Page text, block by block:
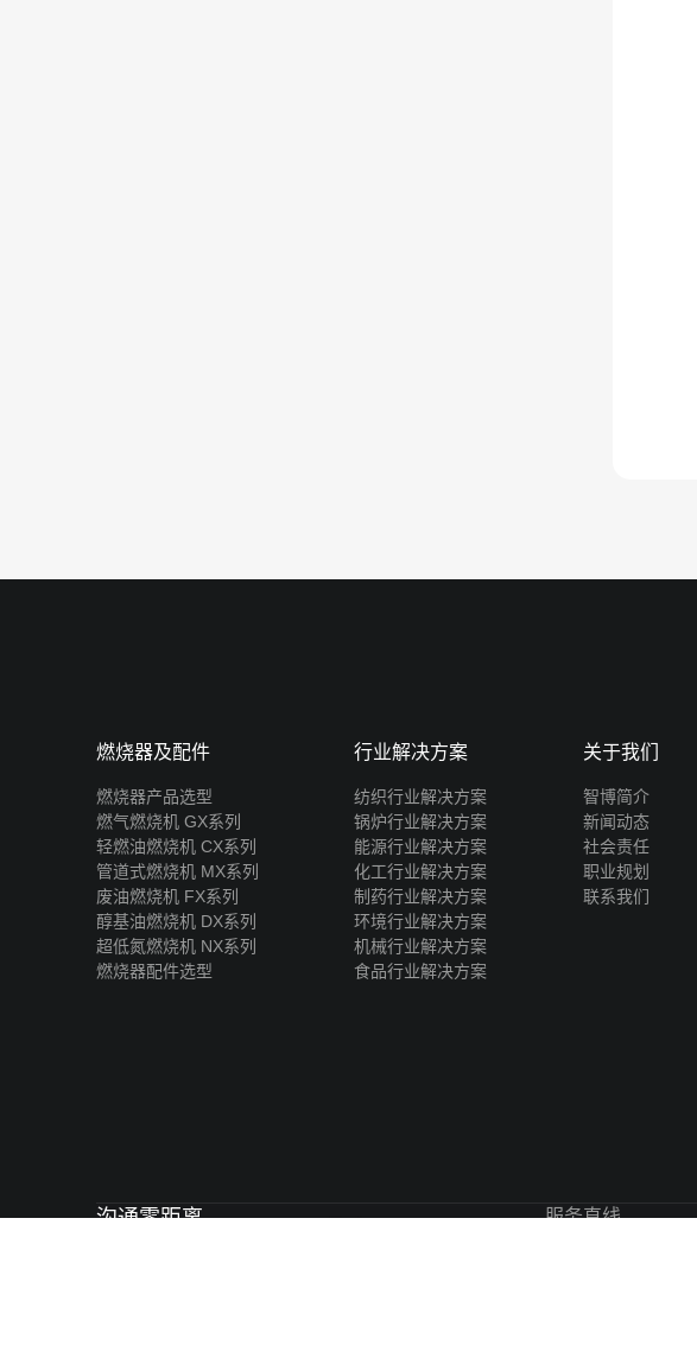
燃烧器及配件
燃烧器产品选型
燃气燃烧机 GX系列
轻燃油燃烧机 CX系列
管道式燃烧机 MX系列
废油燃烧机 FX系列
醇基油燃烧机 DX系列
超低氮燃烧机 NX系列
燃烧器配件选型
行业解决方案
纺织行业解决方案
锅炉行业解决方案
能源行业解决方案
化工行业解决方案
制药行业解决方案
环境行业解决方案
机械行业解决方案
食品行业解决方案
关于我们
智博简介
新闻动态
社会责任
职业规划
联系我们
沟通零距离
服务直线